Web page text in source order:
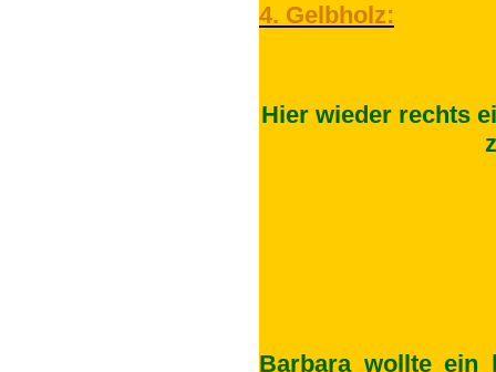
4. Gelbholz:
Hier wieder rechts
Barbara wollte ein